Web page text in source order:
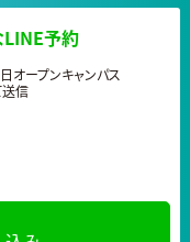
予約
オープンキャンパス
送信